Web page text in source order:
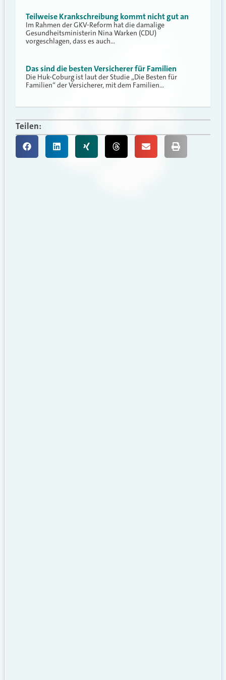
Teilweise Krankschreibung kommt nicht gut an
Im Rahmen der GKV-Reform hat die damalige
Gesundheitsministerin Nina Warken (CDU)
vorgeschlagen, dass es auch…
Das sind die besten Versicherer für Familien
Die Huk-Coburg ist laut der Studie „Die Besten für
Familien“ der Versicherer, mit dem Familien…
Teilen: